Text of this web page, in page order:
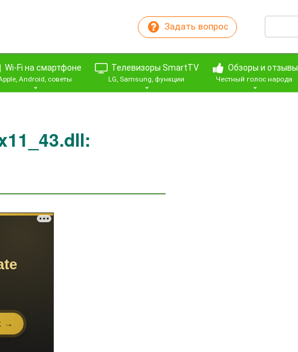
Задать вопрос Поиск:
Wi-Fi на смартфоне
Android, советы
Телевизоры SmartTV
LG, Samsung, функции
Обзоры и отзывы
Честный голос народа